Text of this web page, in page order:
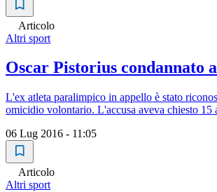
Articolo
Altri sport
Oscar Pistorius condannato
L'ex atleta paralimpico in appello è stato
omicidio volontario. L'accusa aveva chiesto 15
06 Lug 2016 - 11:05
Articolo
Altri sport